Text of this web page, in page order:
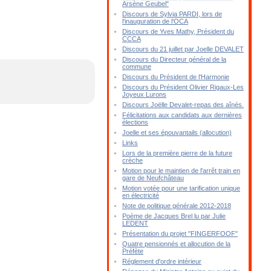
Arsène Geubel"
Discours de Sylvia PARDI, lors de
l'inauguration de l'OCA
Discours de Yves Mathy, Président du
CCCA
Discours du 21 juillet par Joelle DEVALET
Discours du Directeur général de la
commune
Discours du Président de l'Harmonie
Discours du Président Olivier Rigaux-Les
Joyeux Lurons
Discours Joëlle Devalet-repas des aînés.
Félicitations aux candidats aux dernières
élections
Joelle et ses épouvantails (allocution)
Links
Lors de la première pierre de la future
crèche
Motion pour le maintien de l'arrêt train en
gare de Neufchâteau
Motion votée pour une tarification unique
en électricité
Note de politique générale 2012-2018
Poème de Jacques Brel lu par Julie
LEDENT
Présentation du projet "FINGERFOOF"
Quatre pensionnés et allocution de la
Préfète
Réglement d'ordre intérieur